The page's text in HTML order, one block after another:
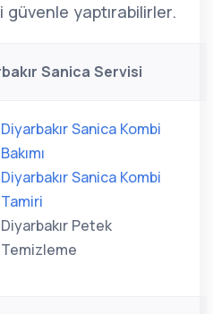
güvenle yaptırabilirler.
Sanica Servisi
Diyarbakır Sanica Kombi
Bakımı
Diyarbakır Sanica Kombi
Tamiri
Diyarbakır Petek
Temizleme